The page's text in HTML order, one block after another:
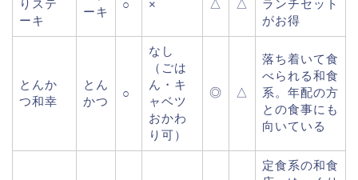
りステ
ーキ
ーキ
○ × △ △
ランチセット
がお得
とんか
つ和幸
とん
かつ
○
なし
（ごは
ん・キ
ャベツ
おかわ
り可）
◎ △
落ち着いて食
べられる和食
系。年配の方
との食事にも
向いている
定食系の和食